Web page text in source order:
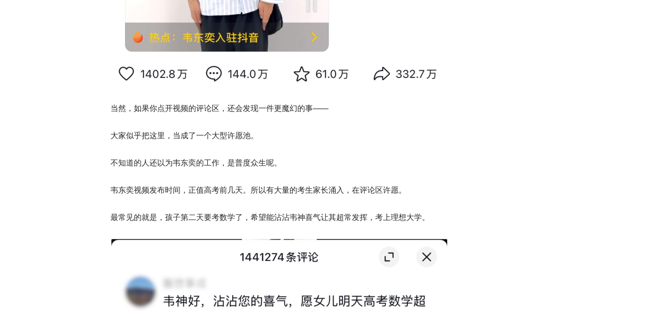
当然，如果你点开视频的评论区，还会发现一件更魔幻的事——
大家似乎把这里，当成了一个大型许愿池。
不知道的人还以为韦东奕的工作，是普度众生呢。
韦东奕视频发布时间，正值高考前几天。所以有大量的考生家长涌入，在评论区许愿。
最常见的就是，孩子第二天要考数学了，希望能沾沾韦神喜气让其超常发挥，考上理想大学。